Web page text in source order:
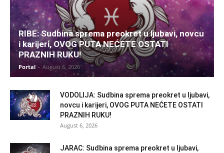
RIBE: Sudbina sprema preokret u ljubavi, novcu
i karijeri, OVOG PUTA NEĆETE OSTATI
PRAZNIH RUKU!
Portal - August 6, 2026
VODOLIJA: Sudbina sprema preokret u ljubavi,
novcu i karijeri, OVOG PUTA NEĆETE OSTATI
PRAZNIH RUKU!
August 6, 2026
JARAC: Sudbina sprema preokret u ljubavi,